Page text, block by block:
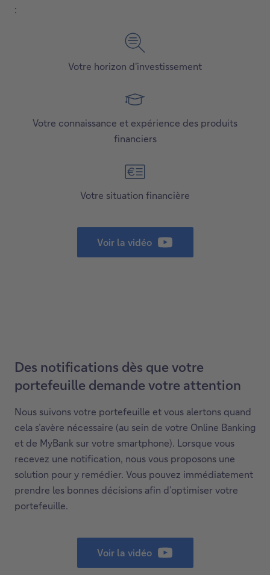
:
Votre horizon d'investissement
Votre connaissance et expérience des produits
financiers
Votre situation financière
Voir la vidéo
Des notifications dès que votre
portefeuille demande votre attention
Nous suivons votre portefeuille et vous alertons quand
cela s’avère nécessaire (au sein de votre Online Banking
et de MyBank sur votre smartphone). Lorsque vous
recevez une notification, nous vous proposons une
solution pour y remédier. Vous pouvez immédiatement
prendre les bonnes décisions afin d’optimiser votre
portefeuille.
Voir la vidéo